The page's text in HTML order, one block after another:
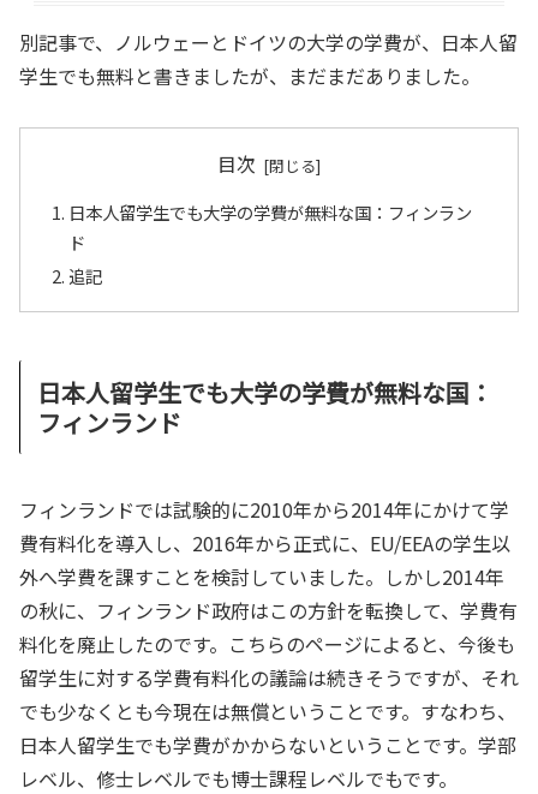
別記事で、ノルウェーとドイツの大学の学費が、日本人留
学生でも無料と書きましたが、まだまだありました。
目次
日本人留学生でも大学の学費が無料な国：フィンラン
ド
追記
日本人留学生でも大学の学費が無料な国：
フィンランド
フィンランドでは試験的に2010年から2014年にかけて学
費有料化を導入し、2016年から正式に、EU/EEAの学生以
外へ学費を課すことを検討していました。しかし2014年
の秋に、フィンランド政府はこの方針を転換して、学費有
料化を廃止したのです。こちらのページによると、今後も
留学生に対する学費有料化の議論は続きそうですが、それ
でも少なくとも今現在は無償ということです。すなわち、
日本人留学生でも学費がかからないということです。学部
レベル、修士レベルでも博士課程レベルでもです。